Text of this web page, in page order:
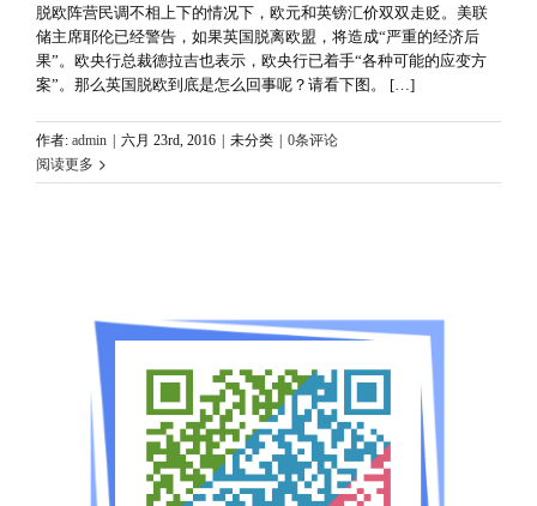
脱欧阵营民调不相上下的情况下，欧元和英镑汇价双双走贬。美联
储主席耶伦已经警告，如果英国脱离欧盟，将造成“严重的经济后
果”。欧央行总裁德拉吉也表示，欧央行已着手“各种可能的应变方
案”。那么英国脱欧到底是怎么回事呢？请看下图。 […]
作者: admin 六月 23rd, 2016 未分类
0条评论
阅读更多